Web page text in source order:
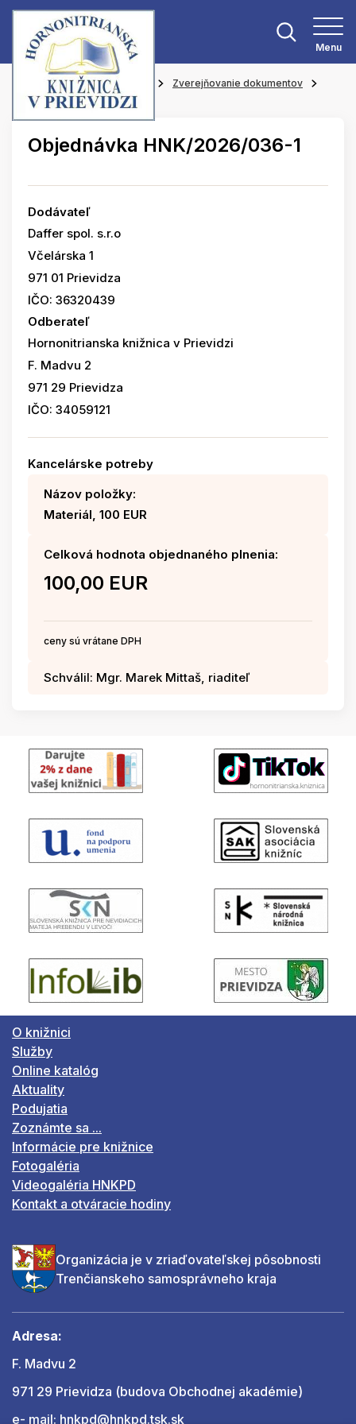
Menu
Hlavná stránka O knižnici
Zverejňovanie dokumentov
Objednávky
Objednávka HNK/2026/036-1
Dodávateľ
Daffer spol. s.r.o
Včelárska 1
971 01 Prievidza
IČO: 36320439
Odberateľ
Hornonitrianska knižnica v Prievidzi
F. Madvu 2
971 29 Prievidza
IČO: 34059121
Kancelárske potreby
Názov položky:
Materiál, 100 EUR
Celková hodnota objednaného plnenia:
100,00 EUR
ceny sú vrátane DPH
Schválil: Mgr. Marek Mittaš, riaditeľ
O knižnici
Služby
Online katalóg
Aktuality
Podujatia
Zoznámte sa ...
Informácie pre knižnice
Fotogaléria
Videogaléria HNKPD
Kontakt a otváracie hodiny
Organizácia je v zriaďovateľskej pôsobnosti
Trenčianskeho samosprávneho kraja
Adresa:
F. Madvu 2
971 29 Prievidza (budova Obchodnej akadémie)
e- mail: hnkpd@hnkpd.tsk.sk